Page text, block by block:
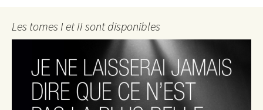
Les tomes I et II sont disponibles